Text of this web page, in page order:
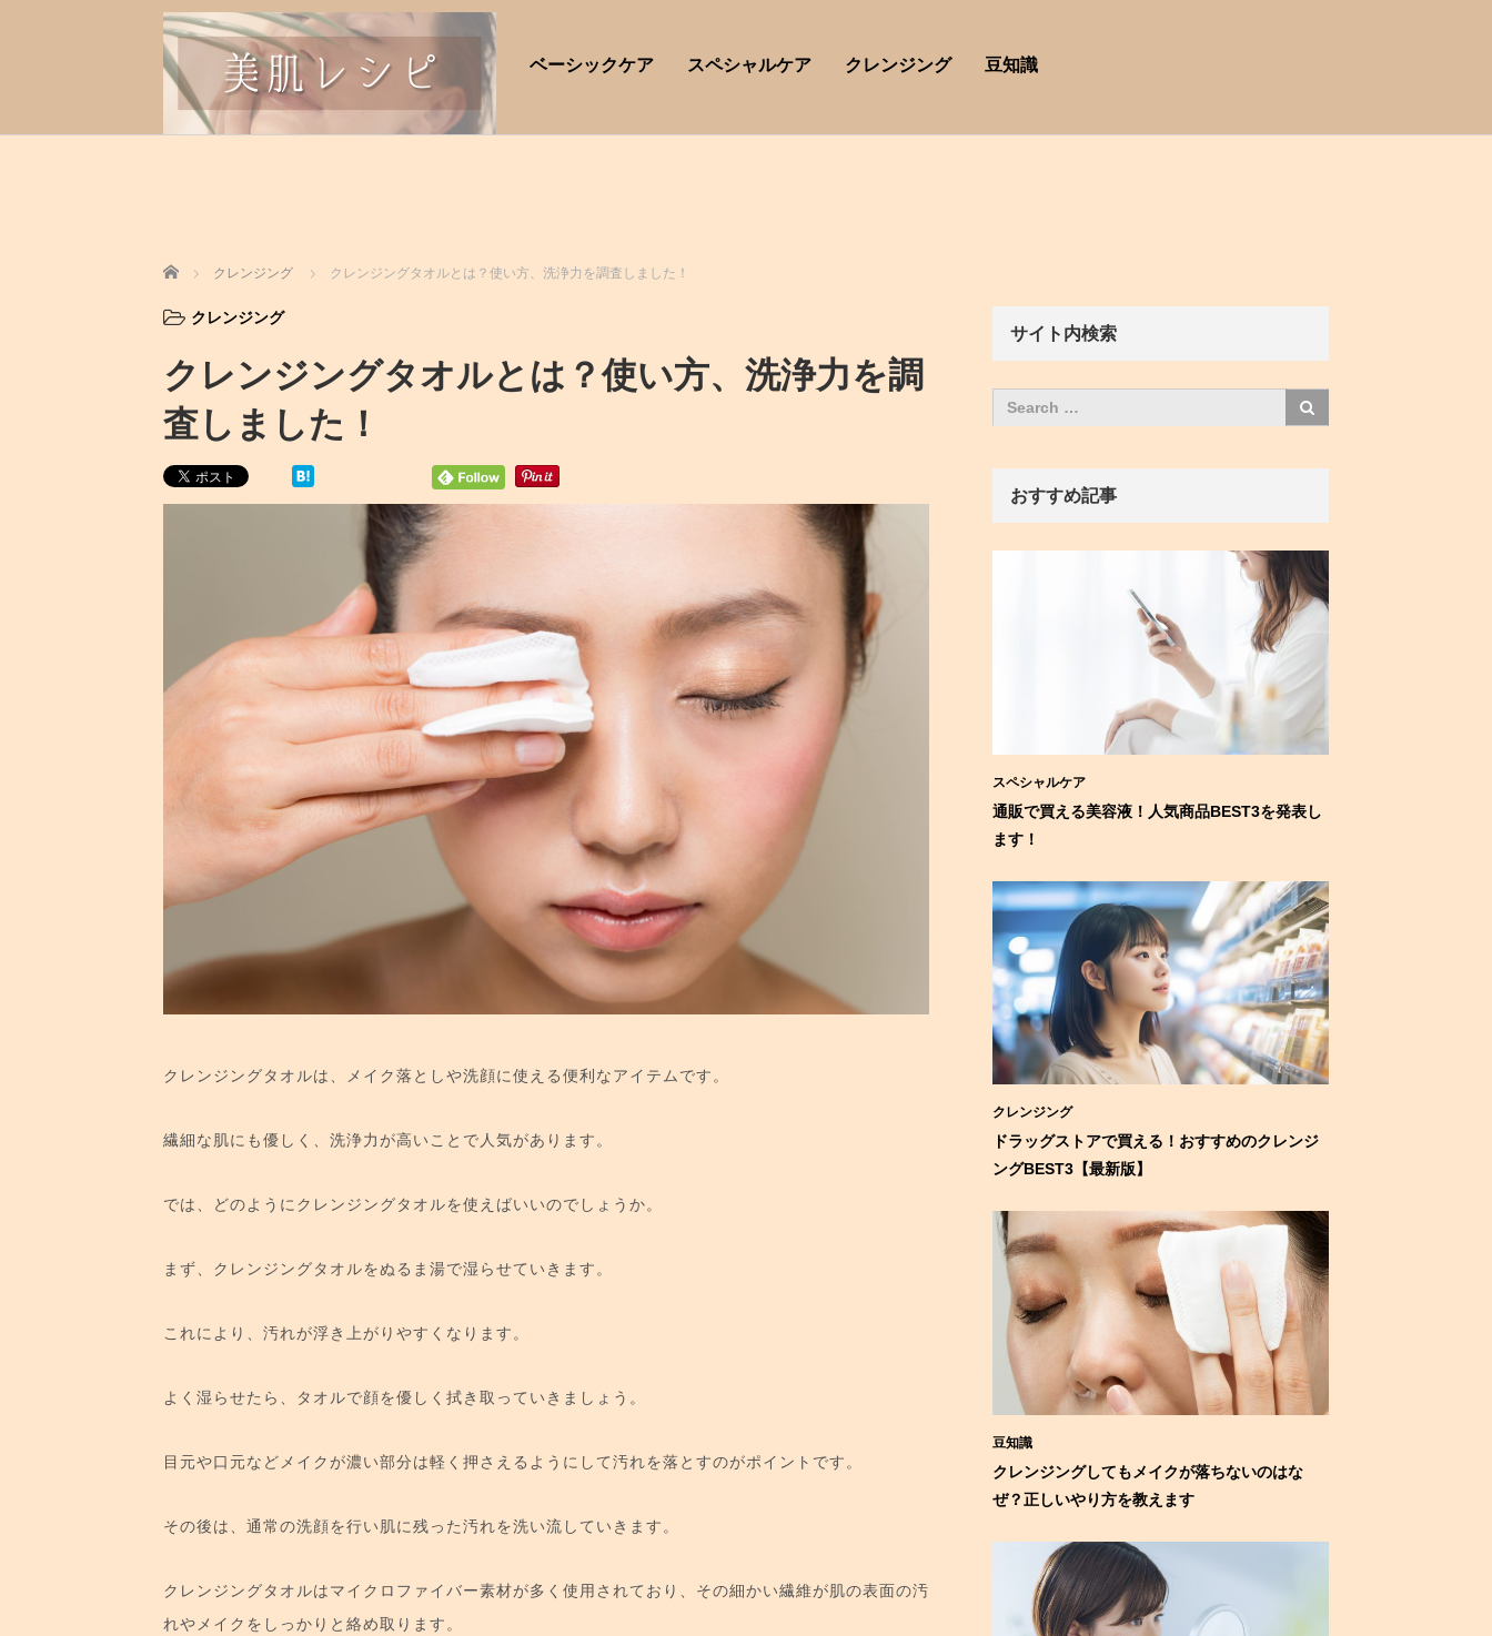
ベーシックケア スペシャルケア クレンジング 豆知識
ホーム クレンジング クレンジングタオルとは？使い方、洗浄力を調査しました！
クレンジング
クレンジングタオルとは？使い方、洗浄力を調
査しました！
クレンジングタオルは、メイク落としや洗顔に使える便利なアイテムです。
繊細な肌にも優しく、洗浄力が高いことで人気があります。
では、どのようにクレンジングタオルを使えばいいのでしょうか。
まず、クレンジングタオルをぬるま湯で湿らせていきます。
これにより、汚れが浮き上がりやすくなります。
よく湿らせたら、タオルで顔を優しく拭き取っていきましょう。
目元や口元などメイクが濃い部分は軽く押さえるようにして汚れを落とすのがポイントです。
その後は、通常の洗顔を行い肌に残った汚れを洗い流していきます。
クレンジングタオルはマイクロファイバー素材が多く使用されており、その細かい繊維が肌の表面の汚
れやメイクをしっかりと絡め取ります。
サイト内検索
おすすめ記事
スペシャルケア
通販で買える美容液！人気商品BEST3を発表し
ます！
クレンジング
ドラッグストアで買える！おすすめのクレンジ
ングBEST3【最新版】
豆知識
クレンジングしてもメイクが落ちないのはな
ぜ？正しいやり方を教えます